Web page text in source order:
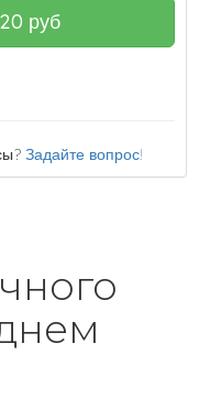
руб
Задайте вопрос!